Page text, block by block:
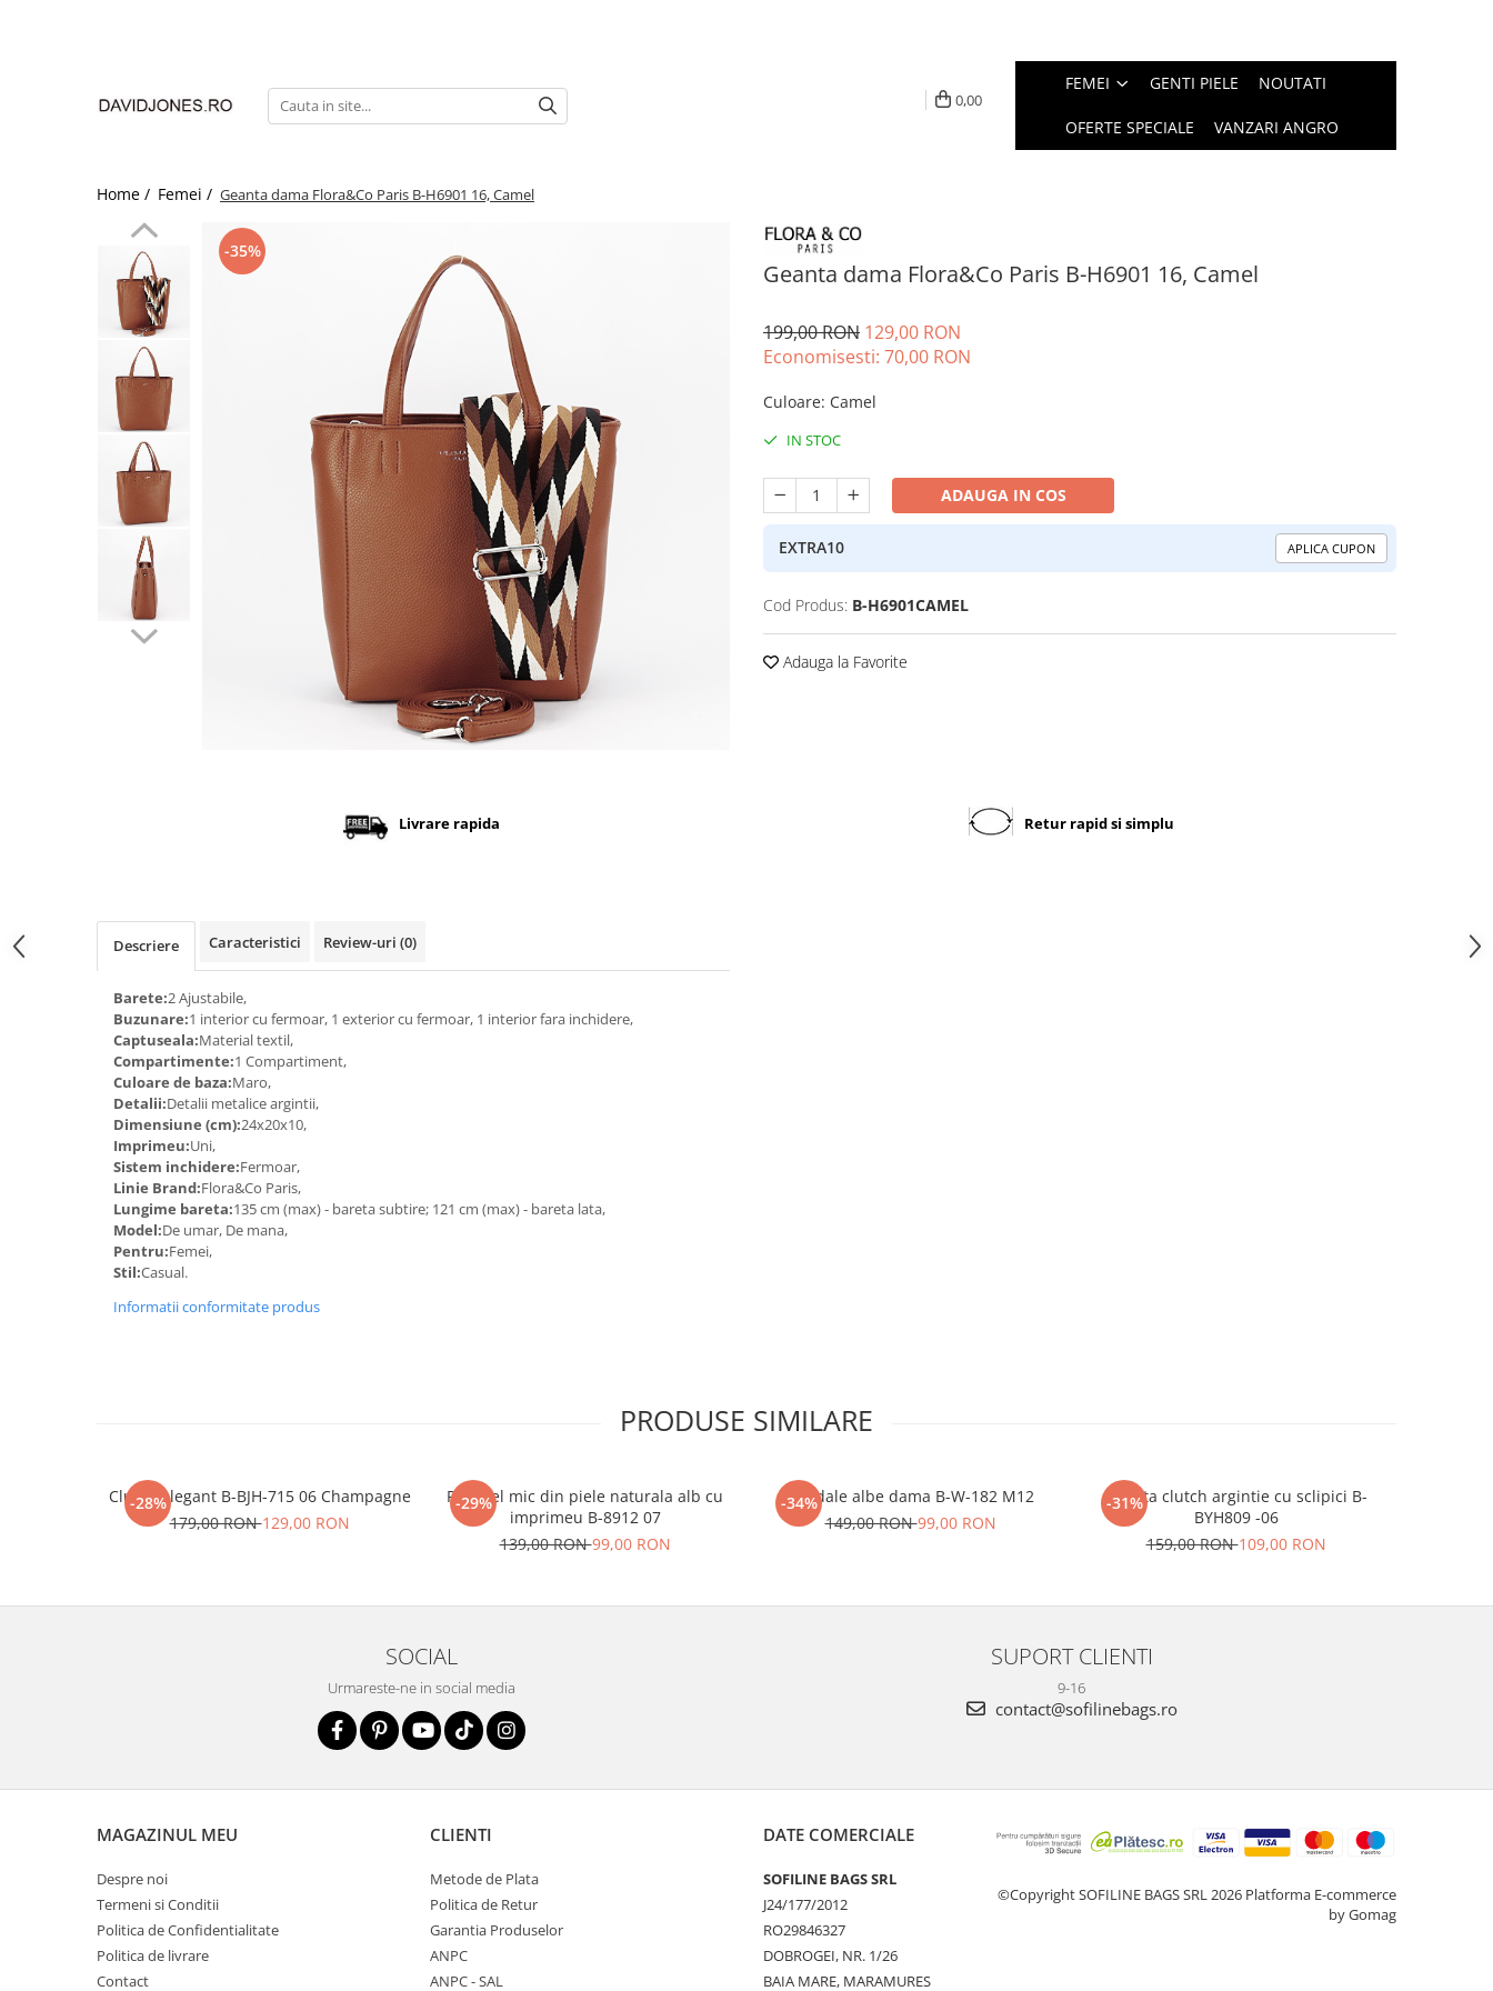
Camasi si topuri
Cizme si botine
Mocasini si balerini
0,00
FEMEI GENTI PIELE NOUTATI
OFERTE SPECIALE VANZARI ANGRO
Home / Femei / Geanta dama Flora&Co Paris B-H6901 16, Camel
Geanta dama Flora&Co Paris B-H6901 16, Camel
-35%
199,00 RON 129,00 RON
Economisesti: 70,00 RON
Culoare: Camel
IN STOC
ADAUGA IN COS
EXTRA10 APLICA CUPON
Cod Produs: B-H6901CAMEL
Adauga la Favorite
Livrare rapida Retur rapid si simplu
Descriere Caracteristici Review-uri (0)
Barete:2 Ajustabile,
Buzunare:1 interior cu fermoar, 1 exterior cu fermoar, 1 interior fara inchidere,
Captuseala:Material textil,
Compartimente:1 Compartiment,
Culoare de baza:Maro,
Detalii:Detalii metalice argintii,
Dimensiune (cm):24x20x10,
Imprimeu:Uni,
Sistem inchidere:Fermoar,
Linie Brand:Flora&Co Paris,
Lungime bareta:135 cm (max) - bareta subtire; 121 cm (max) - bareta lata,
Model:De umar, De mana,
Pentru:Femei,
Stil:Casual.
Informatii conformitate produs
PRODUSE SIMILARE
-28%
Clutch elegant B-BJH-715 06 Champagne
179,00 RON129,00 RON
-29%
Portofel mic din piele naturala alb cu
imprimeu B-8912 07
139,00 RON99,00 RON
-34%
Sandale albe dama B-W-182 M12
149,00 RON99,00 RON
-31%
Geanta clutch argintie cu sclipici B-
BYH809 -06
159,00 RON109,00 RON
SOCIAL
Urmareste-ne in social media
SUPORT CLIENTI
9-16
contact@sofilinebags.ro
MAGAZINUL MEU
Despre noi
Termeni si Conditii
Politica de Confidentialitate
Politica de livrare
Contact
CLIENTI
Metode de Plata
Politica de Retur
Garantia Produselor
ANPC
ANPC - SAL
DATE COMERCIALE
SOFILINE BAGS SRL
J24/177/2012
RO29846327
DOBROGEI, NR. 1/26
BAIA MARE, MARAMURES
©Copyright SOFILINE BAGS SRL 2026 Platforma E-commerce
by Gomag